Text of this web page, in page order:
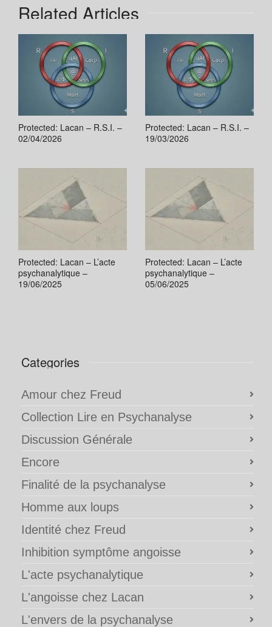
Related Articles
Protected: Lacan – R.S.I. –
02/04/2026
Protected: Lacan – R.S.I. –
19/03/2026
Protected: Lacan – L’acte
psychanalytique –
19/06/2025
Protected: Lacan – L’acte
psychanalytique –
05/06/2025
Categories
Amour chez Freud
Collection Lire en Psychanalyse
Discussion Générale
Encore
Finalité de la psychanalyse
Homme aux loups
Identité chez Freud
Inhibition symptôme angoisse
L'acte psychanalytique
L'angoisse chez Lacan
L'envers de la psychanalyse